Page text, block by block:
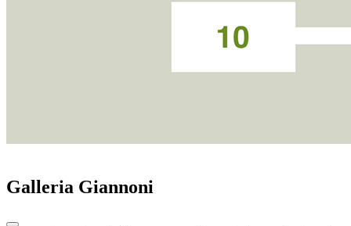
Galleria Giannoni